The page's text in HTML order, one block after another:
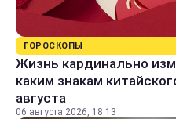
ГОРОСКОПЫ
Жизнь кардинально
каким знакам
августа
06 августа 2026, 18:13